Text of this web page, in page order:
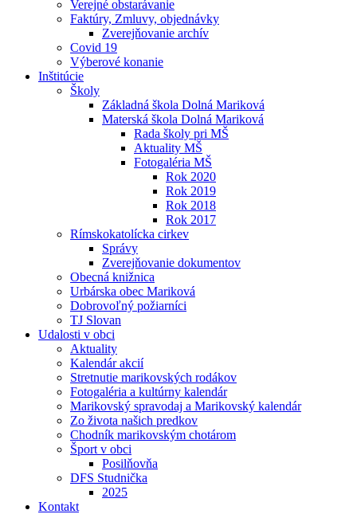
Verejné obstarávanie
Faktúry, Zmluvy, objednávky
Zverejňovanie archív
Covid 19
Výberové konanie
Inštitúcie
Školy
Základná škola Dolná Mariková
Materská škola Dolná Mariková
Rada školy pri MŠ
Aktuality MŠ
Fotogaléria MŠ
Rok 2020
Rok 2019
Rok 2018
Rok 2017
Rímskokatolícka cirkev
Správy
Zverejňovanie dokumentov
Obecná knižnica
Urbárska obec Mariková
Dobrovoľný požiarníci
TJ Slovan
Udalosti v obci
Aktuality
Kalendár akcií
Stretnutie marikovských rodákov
Fotogaléria a kultúrny kalendár
Marikovský spravodaj a Marikovský kalendár
Zo života našich predkov
Chodník marikovským chotárom
Šport v obci
Posilňovňa
DFS Studnička
2025
Kontakt